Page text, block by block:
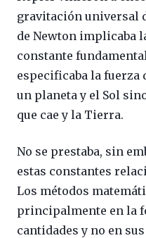
gravitación universal
de Newton implicaba
constante
especificaba la fuerza
un planeta y el Sol
que cae y la Tierra.
No se prestaba, sin
estas constantes
Los métodos
principalmente en la
cantidades y no en